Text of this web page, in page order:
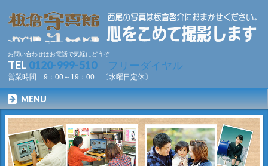
お問い合わせはお電話で気軽にどうぞ
TEL 0120-999-510 フリーダイヤル
営業時間 9：00～19：00 〔水曜日定休〕
MENU